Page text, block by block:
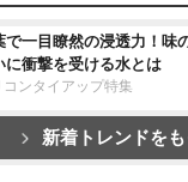
で一目瞭然の浸透力！味
に衝撃を受ける水とは
コンタイアップ特集
新着トレンドを